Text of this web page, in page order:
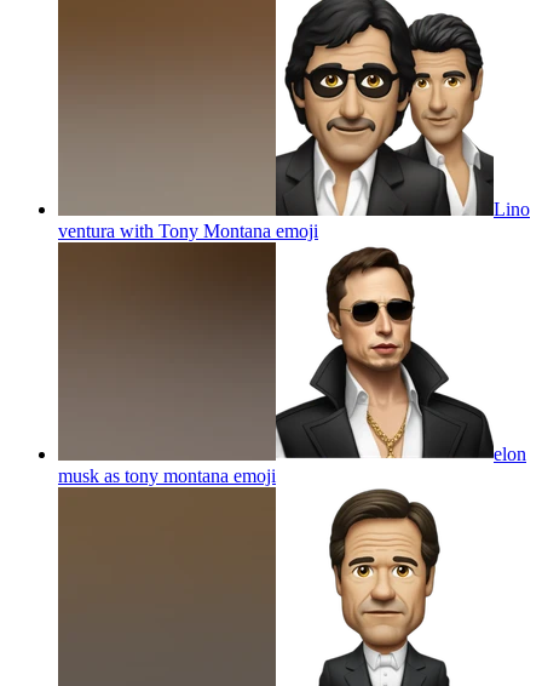
Lino
ventura with Tony Montana emoji
elon
musk as tony montana emoji